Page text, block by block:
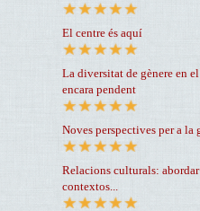
El centre és aquí
La diversitat de gènere en
encara pendent
Noves perspectives per a la
Relacions culturals:
contextos...